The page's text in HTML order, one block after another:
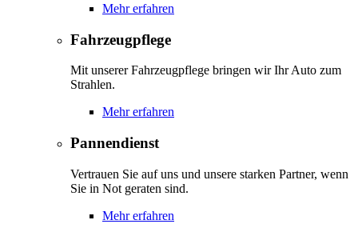
Mehr erfahren
Fahrzeugpflege
Mit unserer Fahrzeugpflege bringen wir Ihr Auto zum
Strahlen.
Mehr erfahren
Pannendienst
Vertrauen Sie auf uns und unsere starken Partner, wenn
Sie in Not geraten sind.
Mehr erfahren